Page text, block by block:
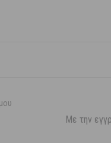
Με την